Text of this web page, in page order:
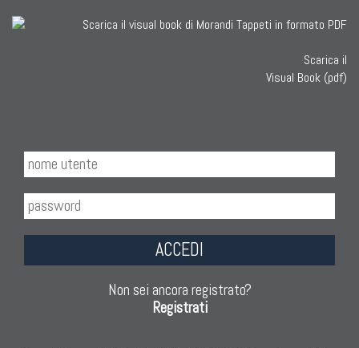
Scarica il
Visual Book (pdf)
ACCEDI
Non sei ancora registrato?
Registrati